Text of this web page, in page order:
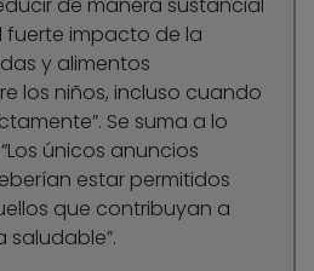
de manera sustancial
fuerte impacto de la
y alimentos
los niños, incluso cuando
Se suma a lo
únicos anuncios
estar permitidos
que contribuyan a